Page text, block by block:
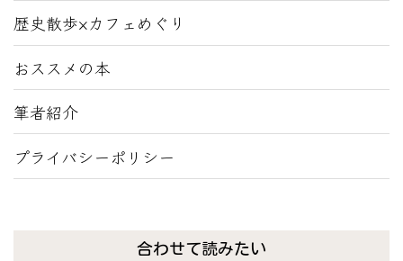
歴史散歩×カフェめぐり
おススメの本
筆者紹介
プライバシーポリシー
合わせて読みたい